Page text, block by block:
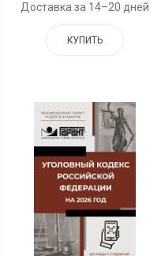
Доставка за 14–20 дней
КУПИТЬ